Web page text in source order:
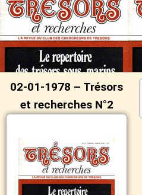
02-01-1978 – Trésors
et recherches N°2